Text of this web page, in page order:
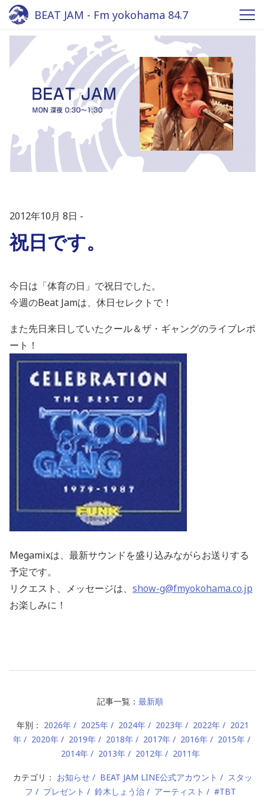
BEAT JAM - Fm yokohama 84.7
2012年10月 8日
祝日です。
今日は「体育の日」で祝日でした。
今週のBeat Jamは、休日セレクトで！
また先日来日していたクール＆ザ・ギャングのライブレポ
ート！
Megamixは、最新サウンドを盛り込みながらお送りする
予定です。
リクエスト、メッセージは、 show-g@fmyokohama.co.jp
お楽しみに！
記事一覧： 最新順
年別： 2026年 2025年 2024年 2023年 2022年
2021
年
2020年 2019年 2018年 2017年 2016年
2015年
2014年
2013年 2012年 2011年
カテゴリ： お知らせ BEAT JAM LINE公式アカウント
スタッ
フ
プレゼント 鈴木しょう治 アーティスト #TBT